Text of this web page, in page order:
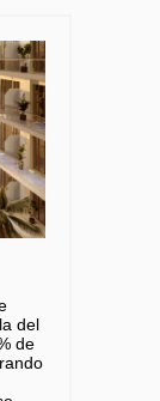
del
de